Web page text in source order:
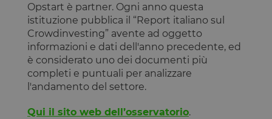
Opstart è partner. Ogni anno questa
istituzione pubblica il “Report italiano sul
Crowdinvesting” avente ad oggetto
informazioni e dati dell'anno precedente, ed
è considerato uno dei documenti più
completi e puntuali per analizzare
l'andamento del settore.
Qui il sito web dell’osservatorio.